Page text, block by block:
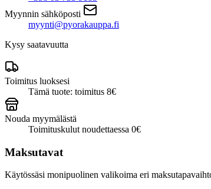
Myynnin sähköposti
myynti@pyorakauppa.fi
Kysy saatavuutta
Toimitus luoksesi
Tämä tuote: toimitus 8€
Nouda myymälästä
Toimituskulut noudettaessa 0€
Maksutavat
Käytössäsi monipuolinen valikoima eri